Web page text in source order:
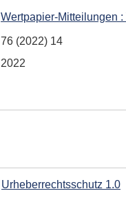
Wertpapier-Mitteilungen
76 (2022) 14
2022
Urheberrechtsschutz 1.0